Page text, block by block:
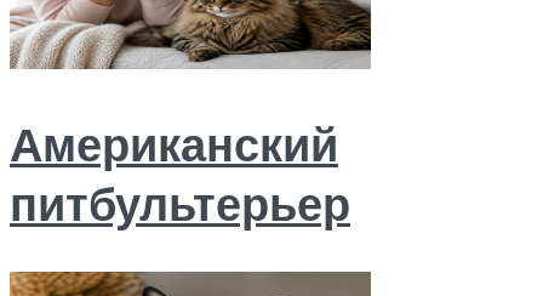
Американский
питбультерьер